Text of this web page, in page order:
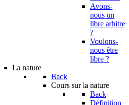
Avons-
nous un
libre arbitre
?
Voulons-
nous être
libre ?
La nature
Back
Cours sur la nature
Back
Définition